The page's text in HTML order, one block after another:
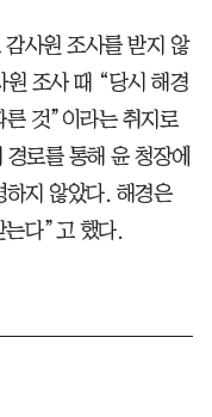
사원 조사를 받지 않
원 조사 때 “당시 해경
른 것”이라는 취지로
로를 통해 윤 청장에
하지 않았다. 해경은
는다”고 했다.